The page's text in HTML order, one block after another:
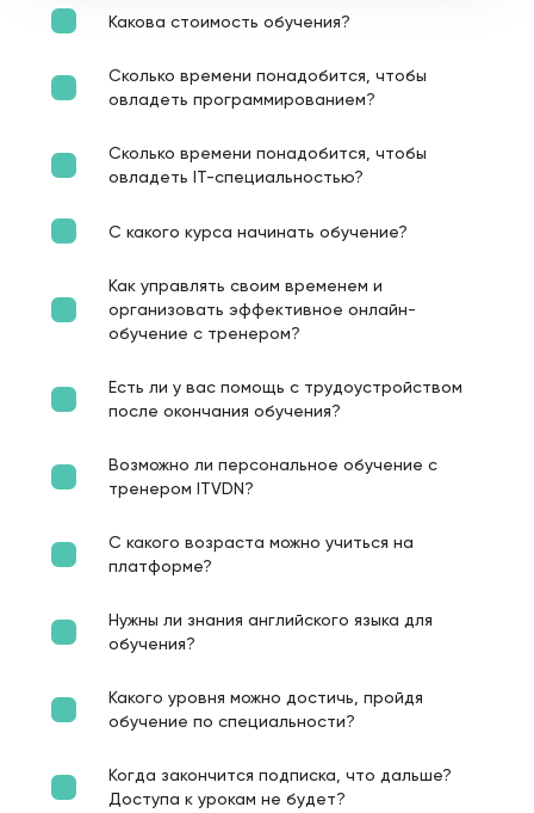
Какова стоимость обучения?
Сколько времени понадобится, чтобы
овладеть программированием?
Сколько времени понадобится, чтобы
овладеть IT-специальностью?
С какого курса начинать обучение?
Как управлять своим временем и
организовать эффективное онлайн-
обучение с тренером?
Есть ли у вас помощь с трудоустройством
после окончания обучения?
Возможно ли персональное обучение с
тренером ITVDN?
С какого возраста можно учиться на
платформе?
Нужны ли знания английского языка для
обучения?
Какого уровня можно достичь, пройдя
обучение по специальности?
Когда закончится подписка, что дальше?
Доступа к урокам не будет?